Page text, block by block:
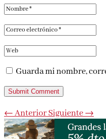
Guarda mi nombre,
Submit Comment
←AnteriorSiguiente→